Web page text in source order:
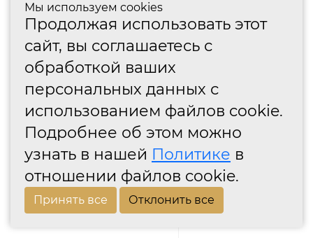
Мы используем cookies
Продолжая использовать этот
сайт, вы соглашаетесь с
обработкой ваших
персональных данных с
использованием файлов cookie.
Подробнее об этом можно
узнать в нашей Политике в
отношении файлов cookie.
Принять все Отклонить все